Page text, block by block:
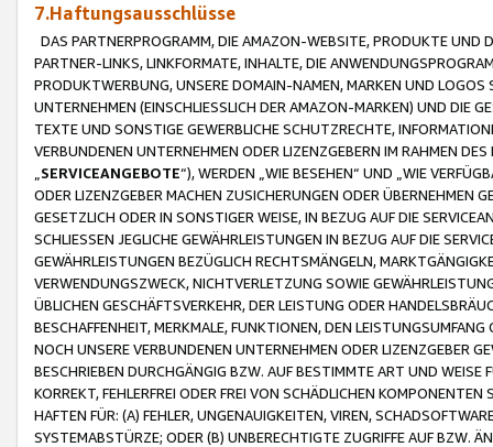
7.Haftungsausschlüsse
DAS PARTNERPROGRAMM, DIE AMAZON-WEBSITE, PRODUKTE UND
PARTNER-LINKS, LINKFORMATE, INHALTE, DIE
PRODUKTWERBUNG, UNSERE DOMAIN-NAMEN, MARKEN UND
UNTERNEHMEN (EINSCHLIESSLICH DER AMAZON-MARKEN) UND DIE
TEXTE UND SONSTIGE GEWERBLICHE SCHUTZRECHTE,
VERBUNDENEN UNTERNEHMEN ODER LIZENZGEBERN IM RAHMEN
SERVICEANGEBOTE“), WERDEN „WIE BESEHEN“ UND „WIE
ODER LIZENZGEBER MACHEN ZUSICHERUNGEN ODER ÜBERNEHMEN
GESETZLICH ODER IN SONSTIGER WEISE, IN BEZUG AUF DIE
SCHLIESSEN JEGLICHE GEWÄHRLEISTUNGEN IN BEZUG AUF DIE
GEWÄHRLEISTUNGEN BEZÜGLICH RECHTSMÄNGELN,
VERWENDUNGSZWECK, NICHTVERLETZUNG SOWIE
ÜBLICHEN GESCHÄFTSVERKEHR, DER LEISTUNG ODER
BESCHAFFENHEIT, MERKMALE, FUNKTIONEN, DEN
NOCH UNSERE VERBUNDENEN UNTERNEHMEN ODER LIZENZGEBER
BESCHRIEBEN DURCHGÄNGIG BZW. AUF BESTIMMTE ART UND
KORREKT, FEHLERFREI ODER FREI VON SCHÄDLICHEN
HAFTEN FÜR: (A) FEHLER, UNGENAUIGKEITEN, VIREN,
SYSTEMABSTÜRZE; ODER (B) UNBERECHTIGTE ZUGRIFFE AUF BZW.